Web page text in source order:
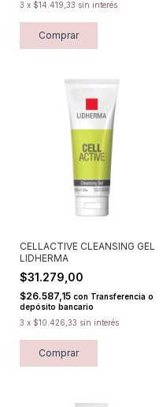
3 x $14.419,33 sin interés
Comprar
CELLACTIVE CLEANSING GEL
LIDHERMA
$31.279,00
$26.587,15 con Transferencia o
depósito bancario
3 x $10.426,33 sin interés
Comprar